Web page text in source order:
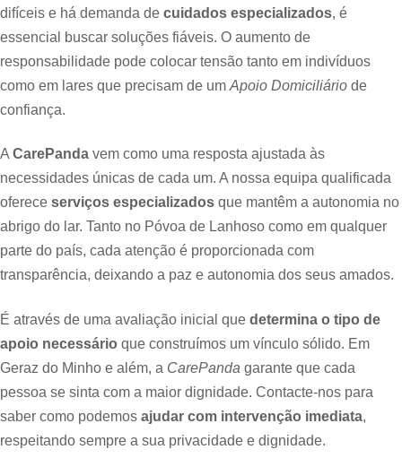
difíceis e há demanda de cuidados especializados, é
essencial buscar soluções fiáveis. O aumento de
responsabilidade pode colocar tensão tanto em indivíduos
como em lares que precisam de um Apoio Domiciliário de
confiança.
ACarePanda vem como uma resposta ajustada às
necessidades únicas de cada um. A nossa equipa qualificada
oferece serviços especializados que mantêm a autonomia no
abrigo do lar. Tanto no Póvoa de Lanhoso como em qualquer
parte do país, cada atenção é proporcionada com
transparência, deixando a paz e autonomia dos seus amados.
É através de uma avaliação inicial que determina o tipo de
apoio necessário que construímos um vínculo sólido. Em
Geraz do Minho e além, a CarePanda garante que cada
pessoa se sinta com a maior dignidade. Contacte-nos para
saber como podemos ajudar com intervenção imediata,
respeitando sempre a sua privacidade e dignidade.